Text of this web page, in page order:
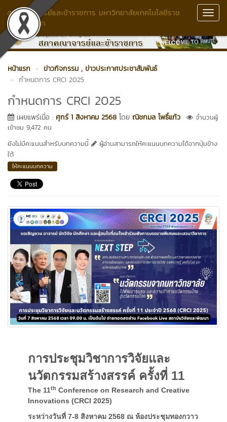
สภาคณาจารย์และข้าราชการ มหาวิทยาลัยเทคโนโลยีราช
มงคลล้านนา
หน้าแรก ข่าวกิจกรรม , ข่าวประกาศประชาสัมพันธ์
กำหนดการ CRCI 2025
กำหนดการ CRCI 2025
เผยแพร่เมื่อ : ศุกร์ 1 สิงหาคม 2568 โดย ณิชกมล โพธิ์แก้ว
จำนวนผู้
เข้าชม 9,472 คน
ยังไม่มีคะแนนสำหรับบทความนี้
ผู้อ่านสามารถให้คะแนนบทความได้จากปุ่มข้าง
ใต้
ให้คะแนนบทความ
การประชุมวิชาการวิจัยและ
นวัตกรรมสร้างสรรค์ ครั้งที่ 11
The 11th Conference on Research and Creative
Innovations (CRCI 2025)
ระหว่างวันที่ 7-8 สิงหาคม 2568 ณ ห้องประชุมทองกวาว